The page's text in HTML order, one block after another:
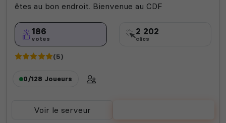
êtes au bon endroit. Bienvenue au CDF
186
votes
2 202
clics
(5)
0/128 Joueurs
Voir le serveur